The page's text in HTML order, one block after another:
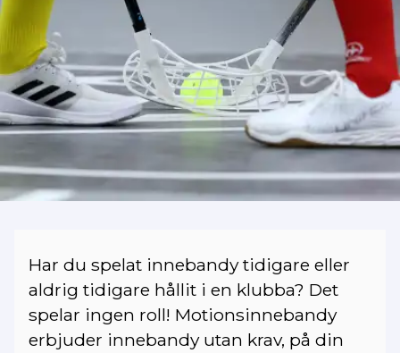
Har du spelat innebandy tidigare eller
aldrig tidigare hållit i en klubba? Det
spelar ingen roll! Motionsinnebandy
erbjuder innebandy utan krav, på din